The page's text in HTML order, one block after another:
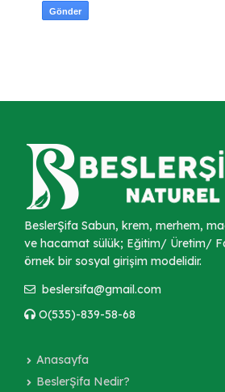
BeslerŞifa Sabun, krem, merhem,
ve hacamat sülük; Eğitim/ Üretim/
örnek bir sosyal girişim modelidir.
beslersifa@gmail.com
O(535)-839-58-68
Anasayfa
BeslerŞifa Nedir?